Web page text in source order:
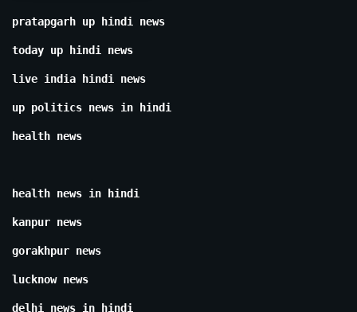
pratapgarh up hindi news
today up hindi news
live india hindi news
up politics news in hindi
health news
health news in hindi
kanpur news
gorakhpur news
lucknow news
delhi news in hindi